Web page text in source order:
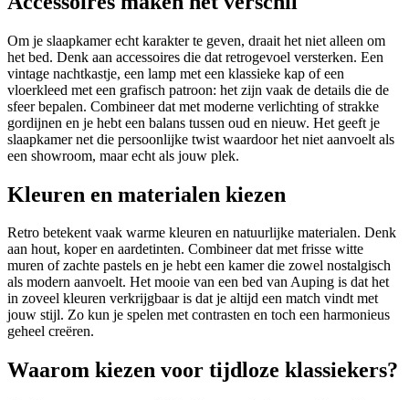
Om je slaapkamer echt karakter te geven, draait het niet alleen om
het bed. Denk aan accessoires die dat retrogevoel versterken. Een
vintage nachtkastje, een lamp met een klassieke kap of een
vloerkleed met een grafisch patroon: het zijn vaak de details die de
sfeer bepalen. Combineer dat met moderne verlichting of strakke
gordijnen en je hebt een balans tussen oud en nieuw. Het geeft je
slaapkamer net die persoonlijke twist waardoor het niet aanvoelt als
een showroom, maar echt als jouw plek.
Kleuren en materialen kiezen
Retro betekent vaak warme kleuren en natuurlijke materialen. Denk
aan hout, koper en aardetinten. Combineer dat met frisse witte
muren of zachte pastels en je hebt een kamer die zowel nostalgisch
als modern aanvoelt. Het mooie van een bed van Auping is dat het
in zoveel kleuren verkrijgbaar is dat je altijd een match vindt met
jouw stijl. Zo kun je spelen met contrasten en toch een harmonieus
geheel creëren.
Waarom kiezen voor tijdloze klassiekers?